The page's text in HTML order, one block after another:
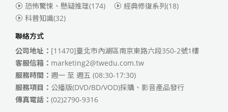
恐怖驚悚、懸疑推理(174) 經典修復系列(18)
科普知識(32)
聯絡方式
公司地址： [11470]臺北市內湖區南京東路六段350-2號1樓
客服信箱： marketing2@twedu.com.tw
服務時間： 週一 至 週五 (08:30-17:30)
服務項目： 公播版(DVD/BD/VOD)採購、影音產品發行
傳真電話： (02)2790-9316